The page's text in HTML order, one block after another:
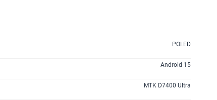
POLED
Android 15
MTK D7400 Ultra